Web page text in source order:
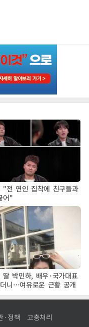
"전 연인 집착에 친구들과
어"
딸 박민하, 배우·국가대표
니…여유로운 근황 공개
·정책 고충처리